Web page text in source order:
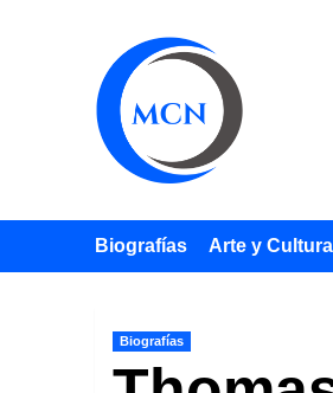
Biografías Arte y Cultura
Biografías